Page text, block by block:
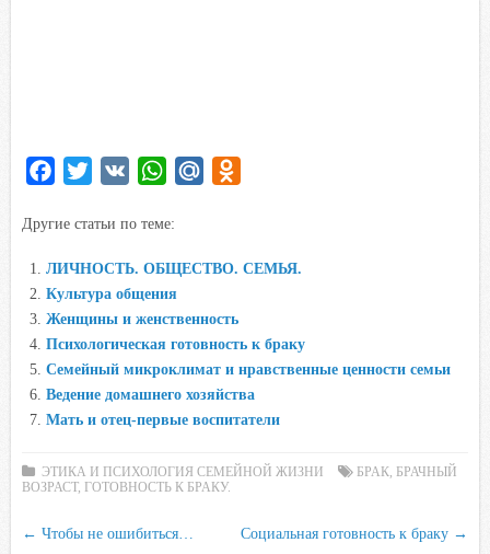
c
b
o
o
k
i
e
r
W
a
A
p
p
R
u
a
s
s
n
Другие статьи по теме:
ЛИЧНОСТЬ. ОБЩЕСТВО. СЕМЬЯ.
Культура общения
Женщины и женственность
Психологическая готовность к браку
Семейный микроклимат и нравственные ценности семьи
Ведение домашнего хозяйства
Мать и отец-первые воспитатели
ЭТИКА И ПСИХОЛОГИЯ СЕМЕЙНОЙ ЖИЗНИ БРАК
БРАЧНЫЙ
ВОЗРАСТ, ГОТОВНОСТЬ К БРАКУ.
← Чтобы не ошибиться… Социальная готовность к браку →